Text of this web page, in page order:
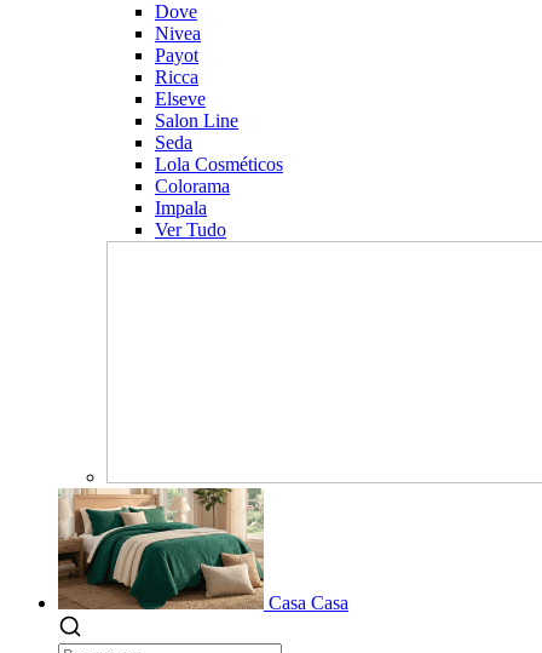
Dove
Nivea
Payot
Ricca
Elseve
Salon Line
Seda
Lola Cosméticos
Colorama
Impala
Ver Tudo
Casa Casa